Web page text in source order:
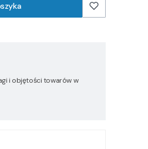
i objętości towarów w